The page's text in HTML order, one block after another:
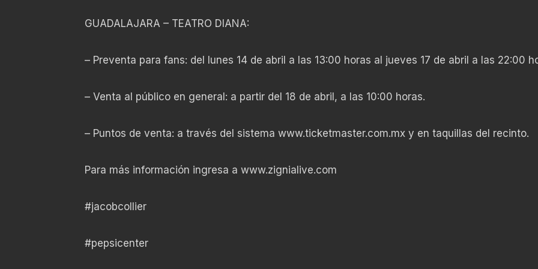
GUADALAJARA – TEATRO DIANA:
– Preventa para fans: del lunes 14 de abril a las 13:00 horas al jueves 17 de abril a las 22:00
– Venta al público en general: a partir del 18 de abril, a las 10:00 horas.
– Puntos de venta: a través del sistema www.ticketmaster.com.mx y en taquillas del recinto.
Para más información ingresa a www.zignialive.com
#jacobcollier
#pepsicenter